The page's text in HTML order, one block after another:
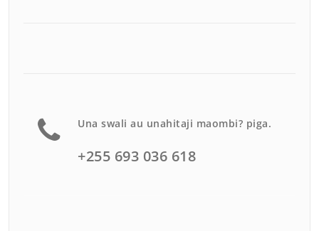
Una swali au unahitaji maombi? piga.
+255 693 036 618